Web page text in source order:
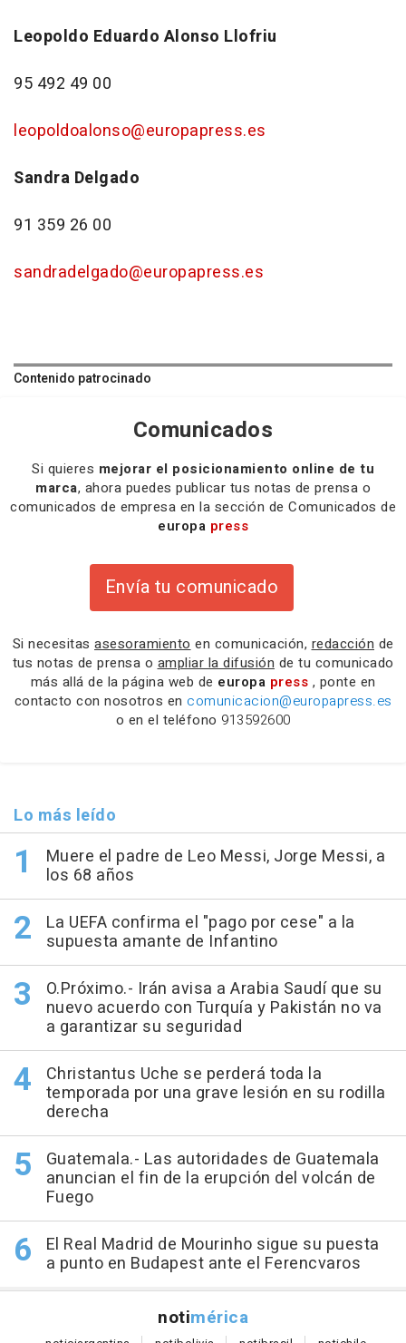
Leopoldo Eduardo Alonso Llofriu
95 492 49 00
leopoldoalonso@europapress.es
Sandra Delgado
91 359 26 00
sandradelgado@europapress.es
Contenido patrocinado
Comunicados
Si quieres mejorar el posicionamiento online de tu
marca, ahora puedes publicar tus notas de prensa o
comunicados de empresa en la sección de Comunicados de
europa press
Envía tu comunicado
Si necesitas asesoramiento en comunicación, redacción de
tus notas de prensa o ampliar la difusión de tu comunicado
más allá de la página web de europa press , ponte en
contacto con nosotros en comunicacion@europapress.es
o en el teléfono 913592600
Lo más leído
Muere el padre de Leo Messi, Jorge Messi, a
los 68 años
La UEFA confirma el "pago por cese" a la
supuesta amante de Infantino
O.Próximo.- Irán avisa a Arabia Saudí que su
nuevo acuerdo con Turquía y Pakistán no va
a garantizar su seguridad
Christantus Uche se perderá toda la
temporada por una grave lesión en su rodilla
derecha
Guatemala.- Las autoridades de Guatemala
anuncian el fin de la erupción del volcán de
Fuego
El Real Madrid de Mourinho sigue su puesta
a punto en Budapest ante el Ferencvaros
notimérica